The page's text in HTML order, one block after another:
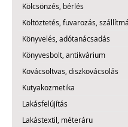
Kölcsönzés, bérlés
Költöztetés, fuvarozás,
Könyvelés, adótanácsadás
Könyvesbolt, antikvárium
Kovácsoltvas, diszkovácsolás
Kutyakozmetika
Lakásfelújítás
Lakástextil, méteráru